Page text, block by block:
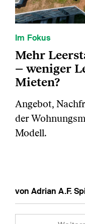
Im Fokus
Mehr
– weniger
Mieten?
Angebot,
der
Modell.
von Adrian A.F.